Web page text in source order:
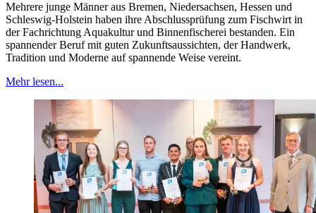
Mehrere junge Männer aus Bremen, Niedersachsen, Hessen und
Schleswig-Holstein haben ihre Abschlussprüfung zum Fischwirt in
der Fachrichtung Aquakultur und Binnenfischerei bestanden. Ein
spannender Beruf mit guten Zukunftsaussichten, der Handwerk,
Tradition und Moderne auf spannende Weise vereint.
Mehr lesen...